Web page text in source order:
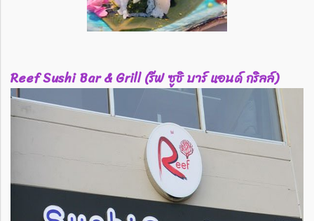
Reef Sushi Bar & Grill (รีฟ ซูชิ บาร์ แอนด์ กริลล์)